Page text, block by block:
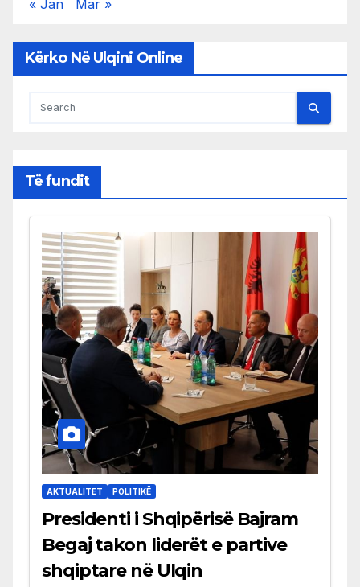
« Jan Mar »
Kërko Në Ulqini Online
Të fundit
AKTUALITET POLITIKË
Presidenti i Shqipërisë Bajram
Begaj takon liderët e partive
shqiptare në Ulqin